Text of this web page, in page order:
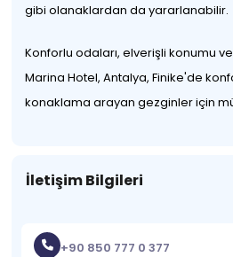
gibi olanaklardan da yararlanabilir.
Konforlu odaları, elverişli konumu
Marina Hotel, Antalya, Finike'de
konaklama arayan gezginler için
İletişim Bilgileri
+90 850 777 0 377